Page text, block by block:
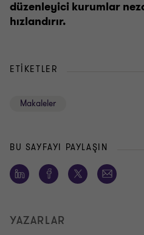
düzenleyici kurumlar
hızlandırır.
ETIKETLER
Makaleler
BU SAYFAYI PAYLAŞIN
YAZARLAR